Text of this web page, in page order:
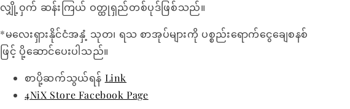
လျှို့ဝှက် ဆန်းကြယ် ဝတ္ထုရှည်တစ်ပုဒ်ဖြစ်သည်။
*မလေးရှားနိုင်ငံအနှံ့ သုတ၊ ရသ စာအုပ်များကို ပစ္စည်းရောက်ငွေချေစနစ်
ဖြင့် ပို့ဆောင်ပေးပါသည်။
စာပို့ဆက်သွယ်ရန် Link
4NiX Store Facebook Page